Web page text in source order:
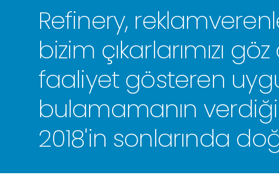
Refinery,
bizim çıkarlarımızı
faaliyet gösteren
bulamamanın verdiği
2018'in sonlarında